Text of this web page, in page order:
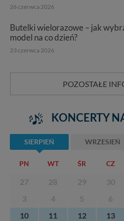
26 czerwca 2026
Butelki wielorazowe – jak
model na co dzień?
23 czerwca 2026
POZOSTAŁE
KONCERTY
SIERPIEŃ WRZESIEŃ
PN WT ŚR CZ
27 28 29 30
3
4 5 6
10
11 12 13
zawsze jest możliwe
cookies. Twoja przeglądarka
tych plików - w pewnych